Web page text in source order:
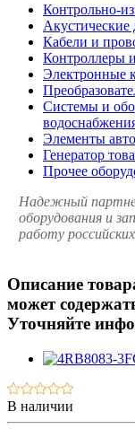
Контрольно-
Акустические
Кабели и
Контроллеры
Электронные
Системы и
Элементы
Генератор
Прочее
Надежный
оборудования и
работу
Описание
может
Уточняйте
В наличии